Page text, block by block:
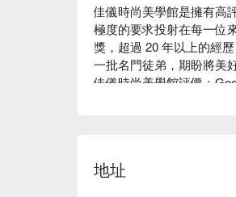
佳儀時尚美學館是擁有高
極度的要求投射在每一位
獎，超過 20 年以上的經
一批名門徒弟，期盼將美
佳儀時尚美學館評價：
地址